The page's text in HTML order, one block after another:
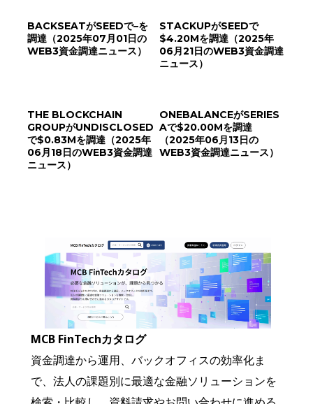
BACKSEATがSEEDで–を
調達（2025年07月01日の
WEB3資金調達ニュース）
STACKUPがSEEDで
$4.20Mを調達（2025年
06月21日のWEB3資金調達
ニュース）
THE BLOCKCHAIN
GROUPがUNDISCLOSED
で$0.83Mを調達（2025年
06月18日のWEB3資金調達
ニュース）
ONEBALANCEがSERIES
Aで$20.00Mを調達
（2025年06月13日の
WEB3資金調達ニュース）
MCB FinTechカタログ
資金調達から運用、バックオフィスの効率化ま
で、法人の課題別に最適な金融ソリューションを